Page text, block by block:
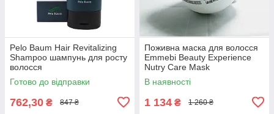
Pelo Baum Hair Revitalizing
Shampoo шампунь для росту
волосся
Готово до відправки
762,30 ₴ 847 ₴
Поживна маска для волосся
Emmebi Beauty Experience
Nutry Care Mask
В наявності
1 134 ₴ 1 260 ₴